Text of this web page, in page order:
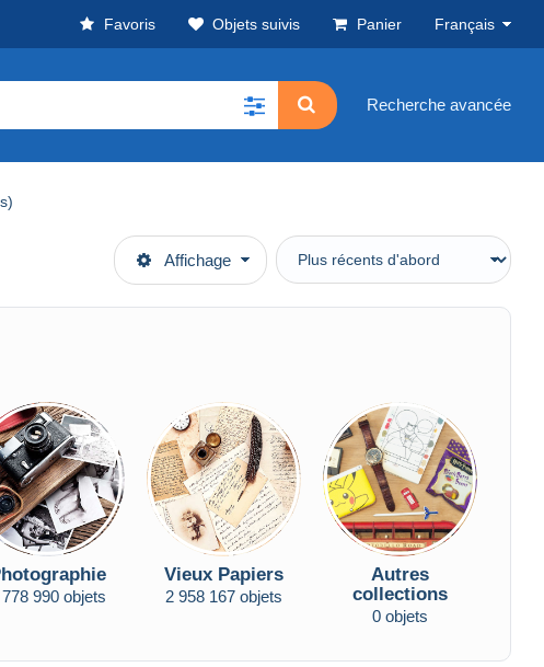
Favoris Objets suivis Panier Français
Recherche avancée
Affichage
778 990 objets
Vieux Papiers
2 958 167 objets
Autres
collections
0 objets